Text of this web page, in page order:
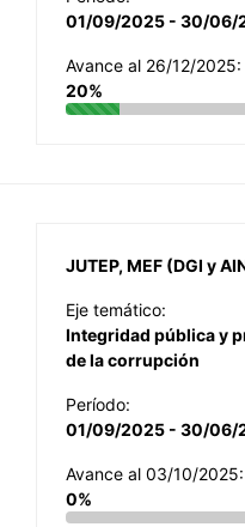
01/09/2025 - 30/06/
Avance al 26/12/2025:
20%
JUTEP, MEF (DGI y
Eje temático:
Integridad pública y
de la corrupción
Período:
01/09/2025 - 30/06/
Avance al 03/10/2025:
0%